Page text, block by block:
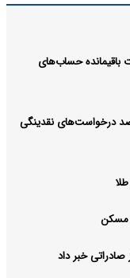
باقیمانده حساب‌های
مرکزی در بازار پول کشیده شد/ رد ۸۰ درصد درخواست‌های نقدینگی